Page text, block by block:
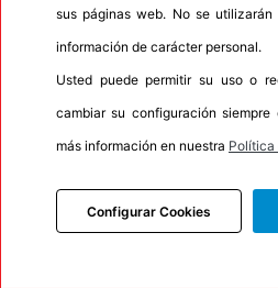
sus páginas web. No se
información de carácter personal.
Usted puede permitir su uso o
cambiar su configuración siempre
más información en nuestra Política
Configurar Cookies